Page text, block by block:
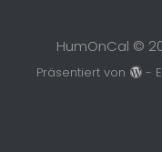
HumOnCal ©
Präsentiert von -